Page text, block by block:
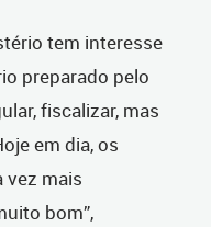
tem interesse
preparado pelo
fiscalizar, mas
em dia, os
vez mais
bom”,